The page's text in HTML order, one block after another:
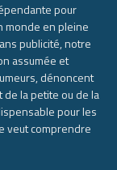
pour
monde en pleine
publicité, notre
assumée et
dénoncent
la petite ou de la
pour les
veut comprendre